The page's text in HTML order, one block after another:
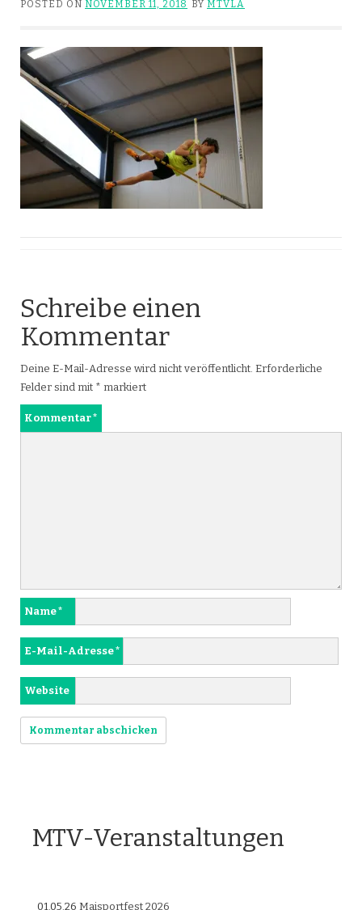
POSTED ON NOVEMBER 11, 2018 BY MTVLA
Schreibe einen
Kommentar
Deine E-Mail-Adresse wird nicht veröffentlicht. Erforderliche
Felder sind mit * markiert
Kommentar*
Name*
E-Mail-Adresse*
Website
MTV-Veranstaltungen
01.05.26 Maisportfest 2026